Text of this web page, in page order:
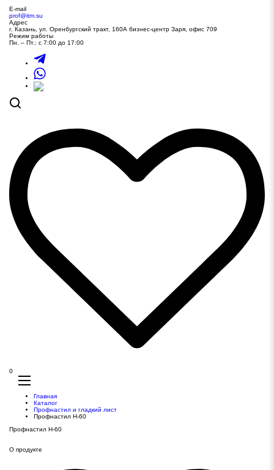
E-mail
prof@itm.su
Адрес
г. Казань, ул. Оренбургский тракт, 160А бизнес-центр Заря, офис 709
Режим работы
Пн. – Пт.: с 7:00 до 17:00
0
Главная
Каталог
Профнастил и гладкий лист
Профнастил Н-60
Профнастил Н-60
О продукте